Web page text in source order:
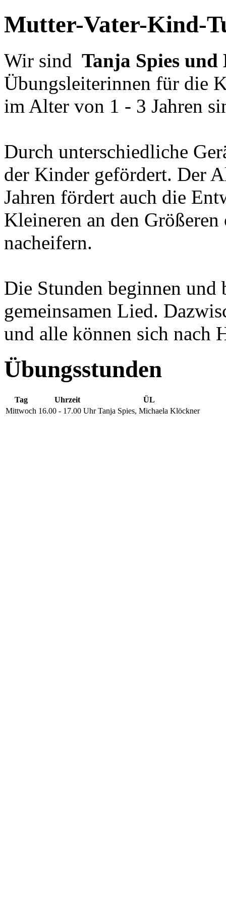
Mutter-Vater-Kind-
Wir sind Tanja Spies
Übungsleiterinnen für die
im Alter von 1 - 3 Jahren
Durch unterschiedliche
der Kinder gefördert. Der
Jahren fördert auch die
Kleineren an den
nacheifern.
Die Stunden beginnen
gemeinsamen Lied.
und alle können sich nach
Übungsstunden
Tag Uhrzeit
ÜL
Mittwoch 16.00 - 17.00 Uhr Tanja Spies, Michaela Klöckner